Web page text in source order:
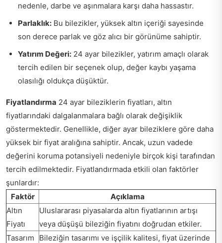
nedenle, darbe ve aşınmalara karşı daha hassastır.
Parlaklık: Bu bilezikler, yüksek altın içeriği sayesinde
son derece parlak ve göz alıcı bir görünüme sahiptir.
Yatırım Değeri: 24 ayar bilezikler, yatırım amaçlı olarak
tercih edilen bir seçenek olup, değer kaybı yaşama
olasılığı oldukça düşüktür.
Fiyatlandırma 24 ayar bileziklerin fiyatları, altın
fiyatlarındaki dalgalanmalara bağlı olarak değişiklik
göstermektedir. Genellikle, diğer ayar bileziklere göre daha
yüksek bir fiyat aralığına sahiptir. Ancak, uzun vadede
değerini koruma potansiyeli nedeniyle birçok kişi tarafından
tercih edilmektedir. Fiyatlandırmada etkili olan faktörler
şunlardır:
Faktör
Açıklama
Altın
Fiyatı
Uluslararası piyasalarda altın fiyatlarının artışı
veya düşüşü bileziğin fiyatını doğrudan etkiler.
Tasarım
Bileziğin tasarımı ve işçilik kalitesi, fiyat üzerinde